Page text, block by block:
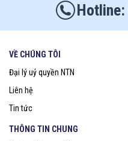
VỀ CHÚNG TÔI
Đại lý uỷ quyền NTN
Liên hệ
Tin tức
THÔNG TIN CHUNG